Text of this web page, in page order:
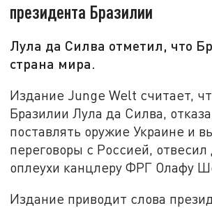
президента Бразилии
Лула да Силва отметил, что
страна мира.
Издание Junge Welt считает,
Бразилии Лула да Силва,
поставлять оружие Украине и
переговоры с Россией,
оплеухи канцлеру ФРГ Олафу
Издание приводит слова